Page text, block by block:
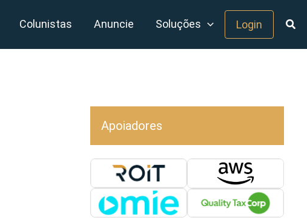
Colunistas Anuncie Soluções Login
Apoiadores